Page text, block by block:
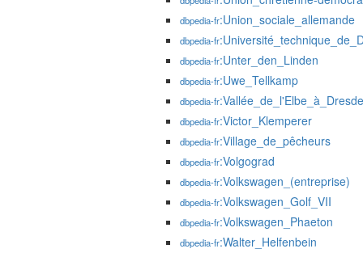
dbpedia-fr:Union_sociale_allemande
dbpedia-fr
dbpedia-fr:Unter_den_Linden
dbpedia-fr:Uwe_Tellkamp
dbpedia-fr:Vallée_de_l'Elbe_à_Dresde
dbpedia-fr:Victor_Klemperer
dbpedia-fr:Village_de_pêcheurs
dbpedia-fr:Volgograd
dbpedia-fr:Volkswagen_(entreprise)
dbpedia-fr:Volkswagen_Golf_VII
dbpedia-fr:Volkswagen_Phaeton
dbpedia-fr:Walter_Helfenbein